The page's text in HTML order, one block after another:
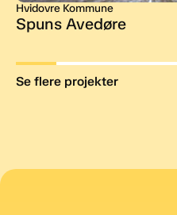
Se flere projekter
Hvidovre Kommune
Spuns Avedøre